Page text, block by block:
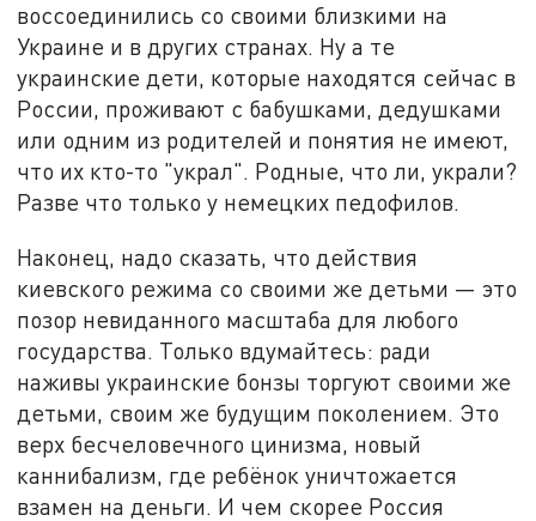
воссоединились со своими близкими на
Украине и в других странах. Ну а те
украинские дети, которые находятся сейчас в
России, проживают с бабушками, дедушками
или одним из родителей и понятия не имеют,
что их кто-то "украл". Родные, что ли, украли?
Разве что только у немецких педофилов.
Наконец, надо сказать, что действия
киевского режима со своими же детьми — это
позор невиданного масштаба для любого
государства. Только вдумайтесь: ради
наживы украинские бонзы торгуют своими же
детьми, своим же будущим поколением. Это
верх бесчеловечного цинизма, новый
каннибализм, где ребёнок уничтожается
взамен на деньги. И чем скорее Россия